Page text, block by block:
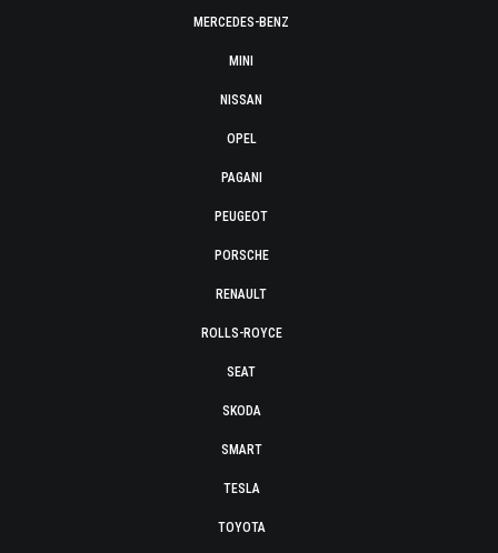
MERCEDES-BENZ
MINI
NISSAN
OPEL
PAGANI
PEUGEOT
PORSCHE
RENAULT
ROLLS-ROYCE
SEAT
SKODA
SMART
TESLA
TOYOTA